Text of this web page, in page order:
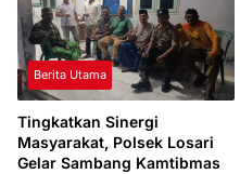
Berita Utama
Tingkatkan Sinergi
Masyarakat, Polsek Losari
Gelar Sambang Kamtibmas